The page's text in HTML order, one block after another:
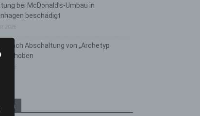
bei McDonald’s-Umbau in
beschädigt
2026
nach Abschaltung von „Archetyp
erhoben